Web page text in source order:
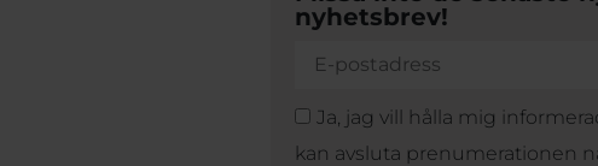
nyhetsbrev!
Ja, jag vill hålla mig
kan avsluta prenumerationen